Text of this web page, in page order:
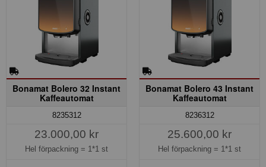
Bonamat Bolero 32 Instant
Kaffeautomat
8235312
23.000,00 kr
Hel förpackning = 1*1 st
Bonamat Bolero 43 Instant
Kaffeautomat
8236312
25.600,00 kr
Hel förpackning = 1*1 st